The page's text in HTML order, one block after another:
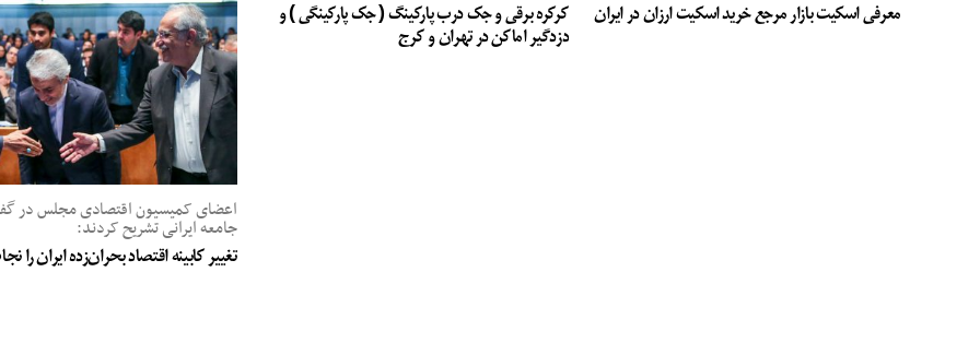
معرفی اسکیت بازار مرجع خرید اسکیت ارزان در ایران
کرکره برقی و جک درب پارکینگ ( جک پارکینگی ) و
دزدگیر اماکن در تهران و کرج
اعضای کمیسیون اقتصادی مجلس در
جامعه ایرانی تشریح کردند:
تغییر کابینه اقتصاد بحران‌زده ایران را